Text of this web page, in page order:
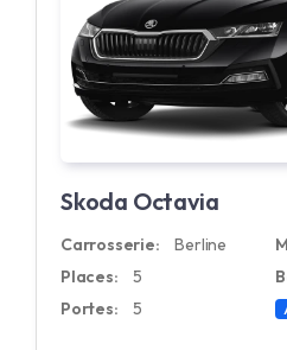
Skoda Octavia
Carrosserie:
Berline
Places:
5
Portes:
5